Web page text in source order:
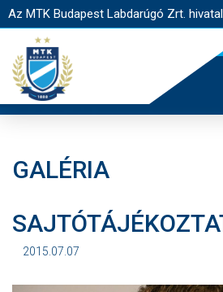
Az MTK Budapest Labdarúgó Zrt.
JEGYÉRTÉKESÍTÉS
GALÉRIA
2015.07.07